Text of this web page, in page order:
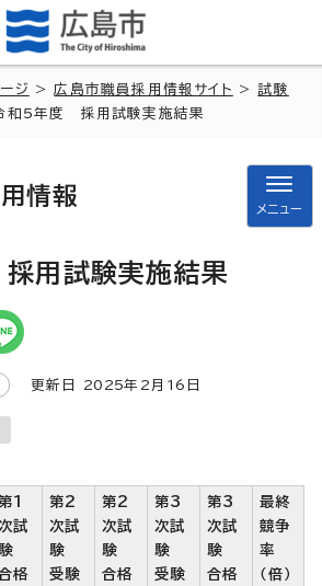
ジ >広島市職員採用情報サイト >試験
和5年度 採用試験実施結果
情報
メニュー
用試験実施結果
更新日 2025年2月 16 日
1
次試
験
格
第2
次試
験
受験
第2
次試
験
合格
第3
次試
験
受験
第3
次試
験
合格
最終
競争
率
（倍）